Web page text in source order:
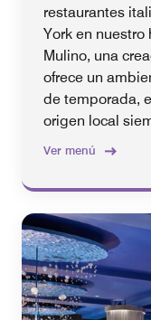
restaurantes
York en nuestro
Mulino, una
ofrece un
de temporada,
origen local
Ver menú